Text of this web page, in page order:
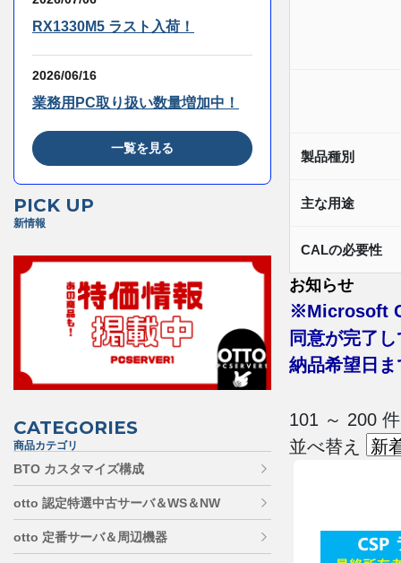
製品種別
主な用途
CALの必要性
お知らせ
※Microsoft
同意が完了
納品希望日
101 ～ 200
並べ替え
RX1330M5 ラスト入荷！
2026/06/16
業務用PC取り扱い数量増加中！
一覧を見る
PICK UP
新情報
CATEGORIES
商品カテゴリ
BTO カスタマイズ構成
otto 認定特選中古サーバ＆WS＆NW
otto 定番サーバ＆周辺機器